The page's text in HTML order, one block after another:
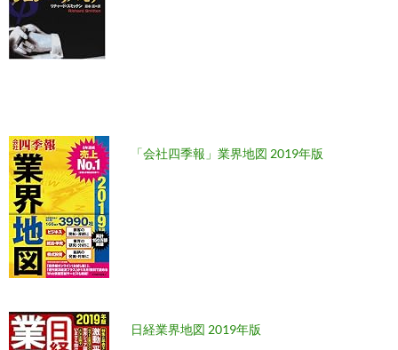
「会社四季報」業界地図 2019年版
日経業界地図 2019年版